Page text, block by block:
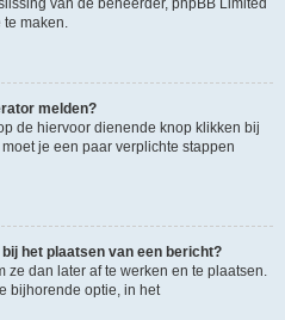
van de beheerder, phpBB Limited
te maken.
melden?
de hiervoor dienende knop klikken bij
je een paar verplichte stappen
het plaatsen van een bericht?
ze dan later af te werken en te plaatsen.
bijhorende optie, in het